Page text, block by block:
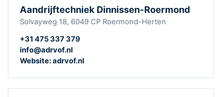
Aandrijftechniek Dinnissen-Roermond
Solvayweg 18, 6049 CP Roermond-Herten
+31 475 337 379
info@adrvof.nl
Website: adrvof.nl